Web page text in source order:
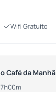
Wifi Gratuito
Café da Manhã